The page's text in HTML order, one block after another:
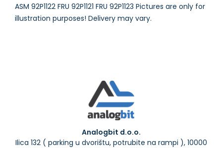
ASM 92P1122 FRU 92P1121 FRU 92P1123 Pictures are only for
Analogbit d.o.o.
Ilica 132 ( parking u dvorištu, potrubite na rampi ), 10000